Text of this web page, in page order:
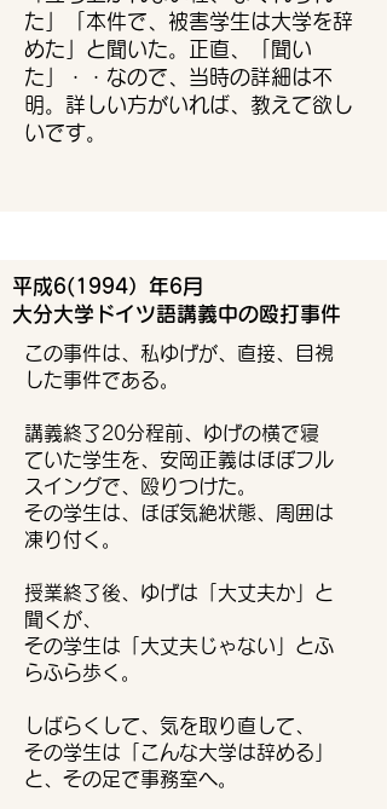
た」「本件で、被害学生は大学を辞
めた」と聞いた。正直、「聞い
た」・・なので、当時の詳細は不
明。詳しい方がいれば、教えて欲し
いです。
平成6(1994）年6月
大分大学ドイツ語講義中の殴打事件
この事件は、私ゆげが、直接、目視
した事件である。
講義終了20分程前、ゆげの横で寝
ていた学生を、安岡正義はほぼフル
スイングで、殴りつけた。​
その学生は、ほぼ気絶状態、周囲は
凍り付く。
授業終了後、ゆげは「大丈夫か」と
聞くが、
その学生は「大丈夫じゃない」とふ
らふら歩く。
しばらくして、気を取り直して、
​その学生は「こんな大学は辞める」
と、その足で事務室へ。